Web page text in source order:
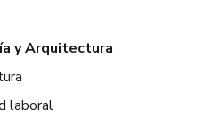
y Arquitectura
laboral